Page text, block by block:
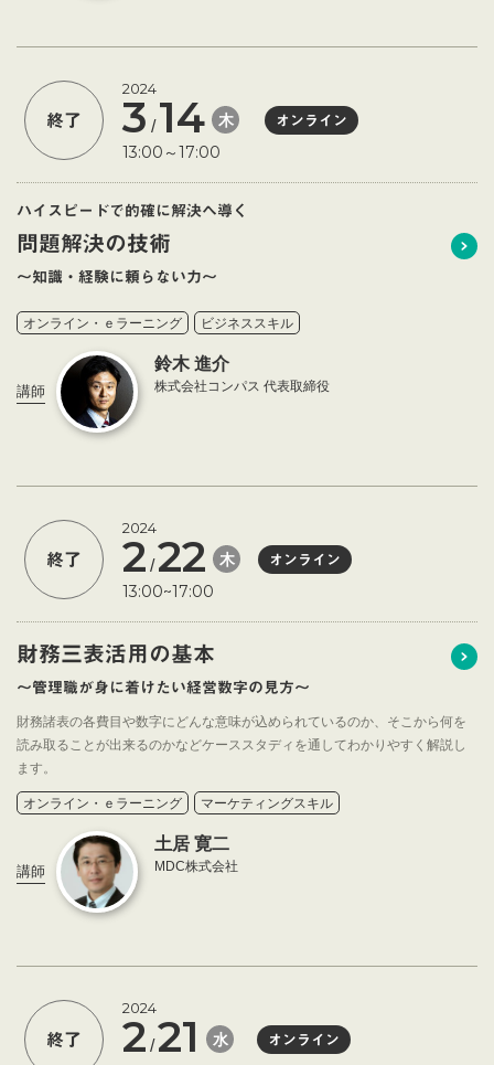
終了
2024
3 / 14 木
13:00～17:00
オンライン
ハイスピードで的確に解決へ導く
問題解決の技術
～知識・経験に頼らない力～
オンライン・ｅラーニング ビジネススキル
講師
鈴木 進介
株式会社コンパス 代表取締役
終了
2024
2 /22 木
13:00~17:00
オンライン
財務三表活用の基本
～管理職が身に着けたい経営数字の見方～
財務諸表の各費目や数字にどんな意味が込められているのか、そこから何を
読み取ることが出来るのかなどケーススタディを通してわかりやすく解説し
ます。
オンライン・ｅラーニング マーケティングスキル
講師
土居 寛二
MDC株式会社
終了
2024
2 /21 水 オンライン